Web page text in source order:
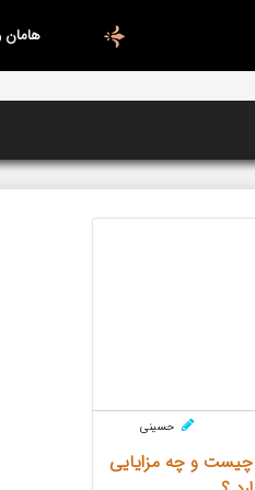
حسینی
کاربرد های CDN چیست و چه مزایایی